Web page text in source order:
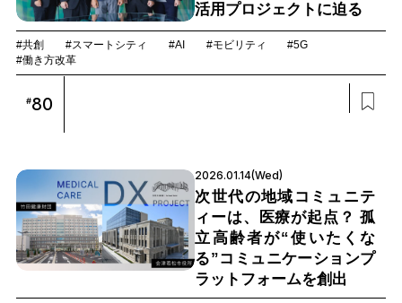
活用プロジェクトに迫る
#共創 #スマートシティ #AI #モビリティ
#5G
#働き方改革
#80
2026.01.14(Wed)
次世代の地域コミュニテ
ィーは、医療が起点？ 孤
立高齢者が“使いたくな
る”コミュニケーションプ
ラットフォームを創出